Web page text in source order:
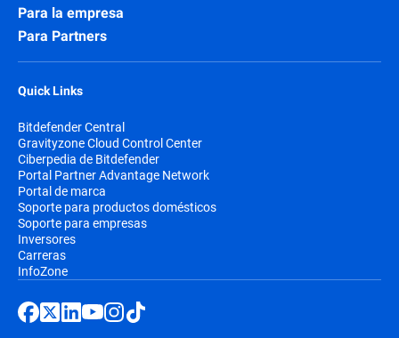
Para la empresa
Para Partners
Quick Links
Bitdefender Central
Gravityzone Cloud Control Center
Ciberpedia de Bitdefender
Portal Partner Advantage Network
Portal de marca
Soporte para productos domésticos
Soporte para empresas
Inversores
Carreras
InfoZone